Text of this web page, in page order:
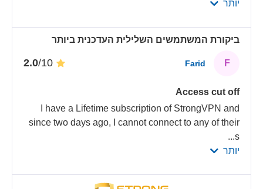
יותר
ביקורת המשתמשים השלילית העדכנית ביותר
F
Farid
/10
Access cut off
I have a Lifetime subscription of StrongVPN and
since two days ago, I cannot connect to any of their
s
...
יותר